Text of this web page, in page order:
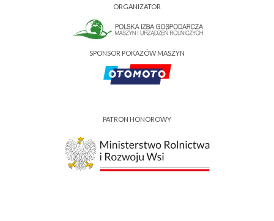
ORGANIZATOR
SPONSOR POKAZÓW MASZYN
PATRON HONOROWY